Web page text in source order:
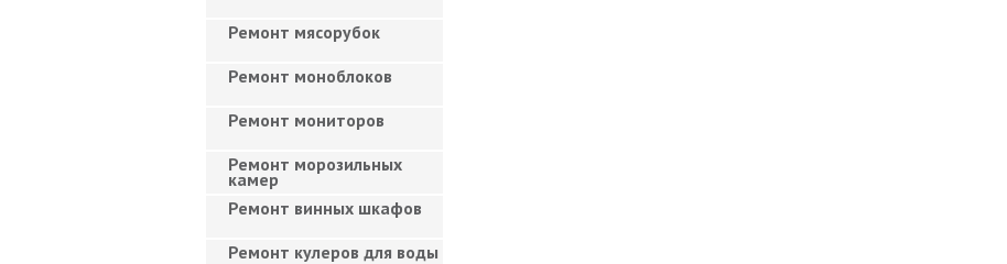
Ремонт мясорубок
Ремонт моноблоков
Ремонт мониторов
Ремонт морозильных
камер
Ремонт винных шкафов
Ремонт кулеров для воды